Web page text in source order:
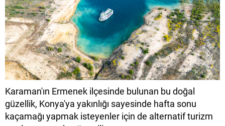
Karaman'ın Ermenek ilçesinde bulunan bu doğal
güzellik, Konya'ya yakınlığı sayesinde hafta sonu
kaçamağı yapmak isteyenler için de alternatif turizm